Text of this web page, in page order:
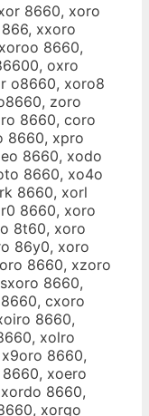
8660, xoro
xxoro
8660,
oxro
o8660, xoro8
zoro
8660, coro
8660, xpro
8660, xodo
8660, xo4o
8660, xorl
8660, xoro
8t60, xoro
86y0, xoro
8660, xzoro
8660,
cxoro
8660,
xolro
8660,
xoero
8660,
xorgo